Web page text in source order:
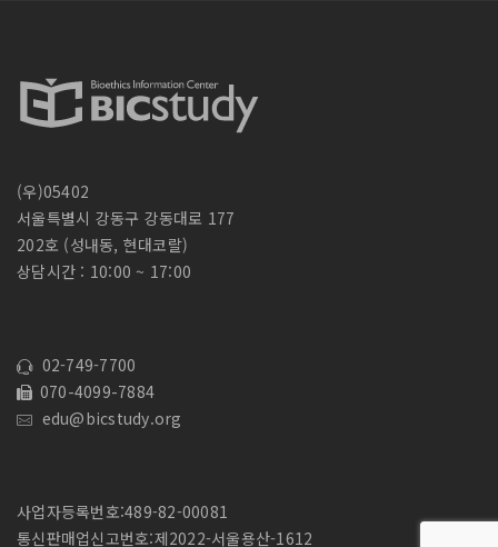
(우)05402
서울특별시 강동구 강동대로 177
202호 (성내동, 현대코랄)
상담시간 : 10:00 ~ 17:00
02-749-7700
070-4099-7884
edu@bicstudy.org
사업자등록번호:489-82-00081
통신판매업신고번호:제2022-서울용산-1612